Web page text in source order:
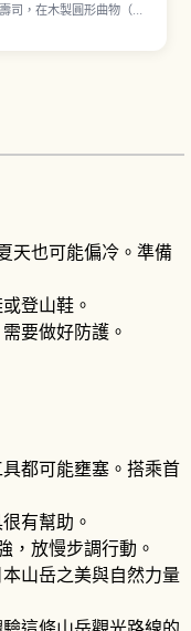
司，在木製圓形曲物（わ
漬過的櫻鱒切片與醋飯層
源於享保年間（約1717
天也可能偏冷。準備
登山鞋。
要做好防護。
都可能壅塞。搭乘首
有幫助。
，放慢步調行動。
山岳之美與自然力量